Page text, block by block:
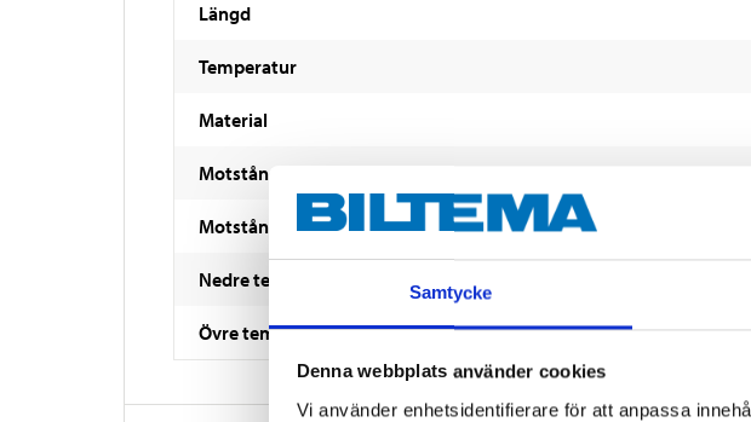
Samtycke
Denna webbplats använder cookies
Vi använder enhetsidentifierare för att anpassa
Längd
Temperatur
Material
Motstånd mot kompression
Motstånd mot slag
Nedre temperaturområde
Övre temperaturområde